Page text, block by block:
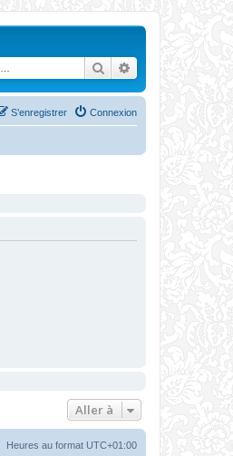
Rechercher
Connexion
S’enregistrer
Aller à
Heures au format UTC+01:00